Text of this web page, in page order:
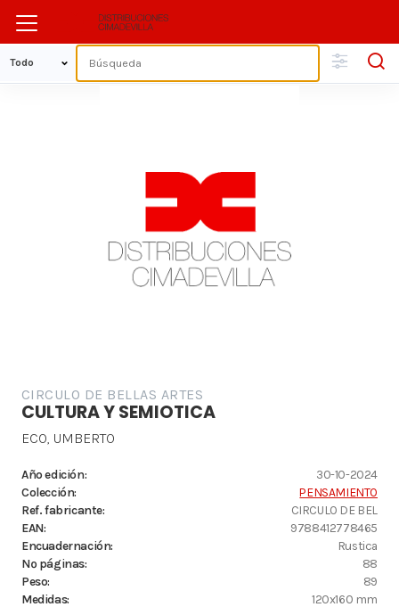
CIRCULO DE BELLAS ARTES
CULTURA Y SEMIOTICA
ECO, UMBERTO
Año edición:
30-10-2024
Colección:
PENSAMIENTO
Ref. fabricante:
CIRCULO DE BEL
EAN:
9788412778465
Encuadernación:
Rustica
Nº páginas:
88
Peso:
89
Medidas:
120x160 mm